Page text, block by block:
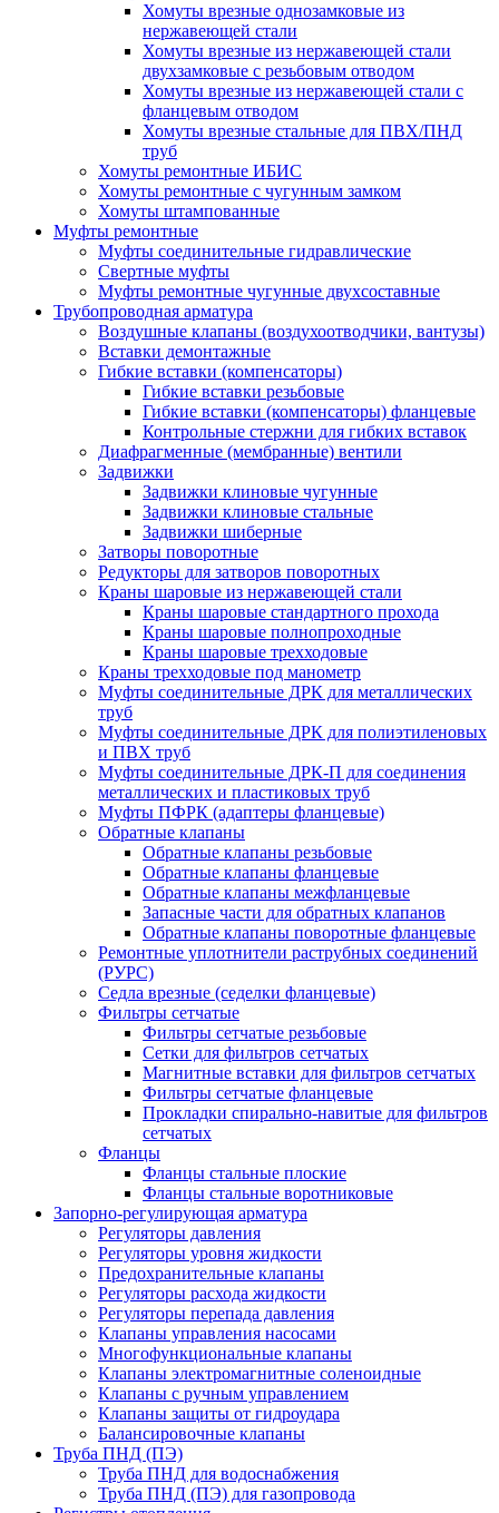
Хомуты врезные однозамковые из
нержавеющей стали
Хомуты врезные из нержавеющей стали
двухзамковые с резьбовым отводом
Хомуты врезные из нержавеющей стали с
фланцевым отводом
Хомуты врезные стальные для ПВХ/ПНД
труб
Хомуты ремонтные ИБИС
Хомуты ремонтные с чугунным замком
Хомуты штампованные
Муфты ремонтные
Муфты соединительные гидравлические
Свертные муфты
Муфты ремонтные чугунные двухсоставные
Трубопроводная арматура
Воздушные клапаны (воздухоотводчики, вантузы)
Вставки демонтажные
Гибкие вставки (компенсаторы)
Гибкие вставки резьбовые
Гибкие вставки (компенсаторы) фланцевые
Контрольные стержни для гибких вставок
Диафрагменные (мембранные) вентили
Задвижки
Задвижки клиновые чугунные
Задвижки клиновые стальные
Задвижки шиберные
Затворы поворотные
Редукторы для затворов поворотных
Краны шаровые из нержавеющей стали
Краны шаровые стандартного прохода
Краны шаровые полнопроходные
Краны шаровые трехходовые
Краны трехходовые под манометр
Муфты соединительные ДРК для металлических
труб
Муфты соединительные ДРК для полиэтиленовых
и ПВХ труб
Муфты соединительные ДРК-П для соединения
металлических и пластиковых труб
Муфты ПФРК (адаптеры фланцевые)
Обратные клапаны
Обратные клапаны резьбовые
Обратные клапаны фланцевые
Обратные клапаны межфланцевые
Запасные части для обратных клапанов
Обратные клапаны поворотные фланцевые
Ремонтные уплотнители раструбных соединений
(РУРС)
Седла врезные (седелки фланцевые)
Фильтры сетчатые
Фильтры сетчатые резьбовые
Сетки для фильтров сетчатых
Магнитные вставки для фильтров сетчатых
Фильтры сетчатые фланцевые
Прокладки спирально-навитые для фильтров
сетчатых
Фланцы
Фланцы стальные плоские
Фланцы стальные воротниковые
Запорно-регулирующая арматура
Регуляторы давления
Регуляторы уровня жидкости
Предохранительные клапаны
Регуляторы расхода жидкости
Регуляторы перепада давления
Клапаны управления насосами
Многофункциональные клапаны
Клапаны электромагнитные соленоидные
Клапаны с ручным управлением
Клапаны защиты от гидроудара
Балансировочные клапаны
Труба ПНД (ПЭ)
Труба ПНД для водоснабжения
Труба ПНД (ПЭ) для газопровода